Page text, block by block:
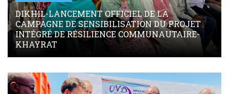
DIKHIL-LANCEMENT OFFICIEL DE LA
CAMPAGNE DE SENSIBILISATION DU PROJET
INTÉGRÉ DE RÉSILIENCE COMMUNAUTAIRE-
KHAYRAT